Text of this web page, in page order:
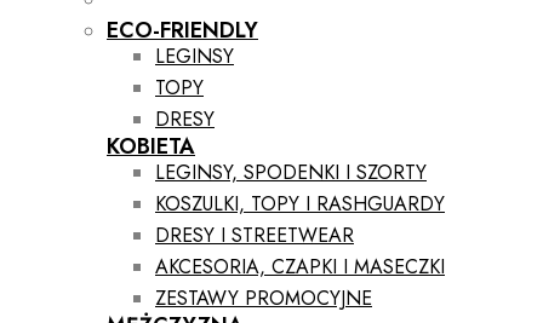
ECO-FRIENDLY
LEGINSY
TOPY
DRESY
KOBIETA
LEGINSY, SPODENKI I SZORTY
KOSZULKI, TOPY I RASHGUARDY
DRESY I STREETWEAR
AKCESORIA, CZAPKI I MASECZKI
ZESTAWY PROMOCYJNE